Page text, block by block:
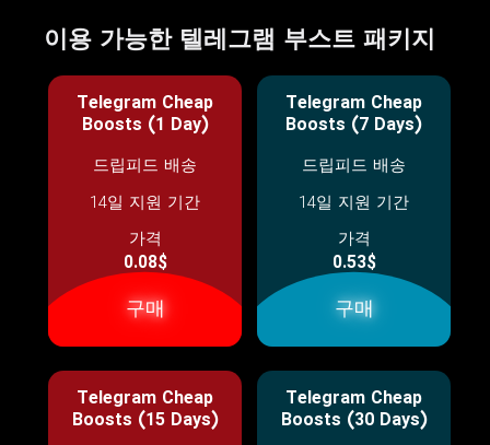
이용 가능한 텔레그램 부스트 패키지
Telegram Cheap
Boosts (1 Day)
드립피드 배송
14일 지원 기간
가격
0.08$
구매
Telegram Cheap
Boosts (7 Days)
드립피드 배송
14일 지원 기간
가격
0.53$
구매
Telegram Cheap
Boosts (15 Days)
Telegram Cheap
Boosts (30 Days)